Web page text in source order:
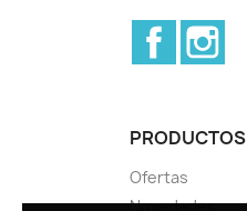
Facebook
PRODUCTOS
Ofertas
Novedades